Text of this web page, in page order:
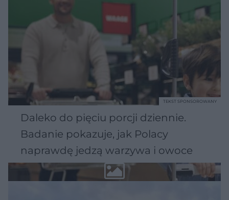
Daleko do pięciu porcji dziennie.
Badanie pokazuje, jak Polacy
naprawdę jedzą warzywa i owoce
TEKST SPONSOROWANY